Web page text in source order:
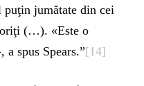
puţin jumătate din cei
(…). «Este o
a spus Spears.”[14]